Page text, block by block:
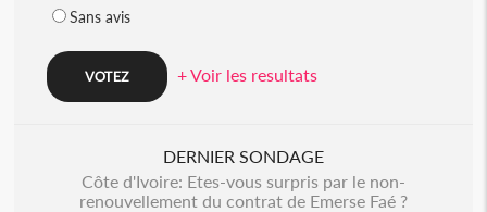
Sans avis
+ Voir les resultats
DERNIER SONDAGE
Côte d'Ivoire: Etes-vous surpris par le non-
renouvellement du contrat de Emerse Faé ?